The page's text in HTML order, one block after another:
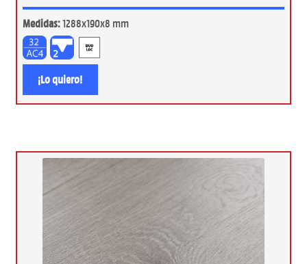
Medidas:1288x190x8 mm
¡Lo quiero!